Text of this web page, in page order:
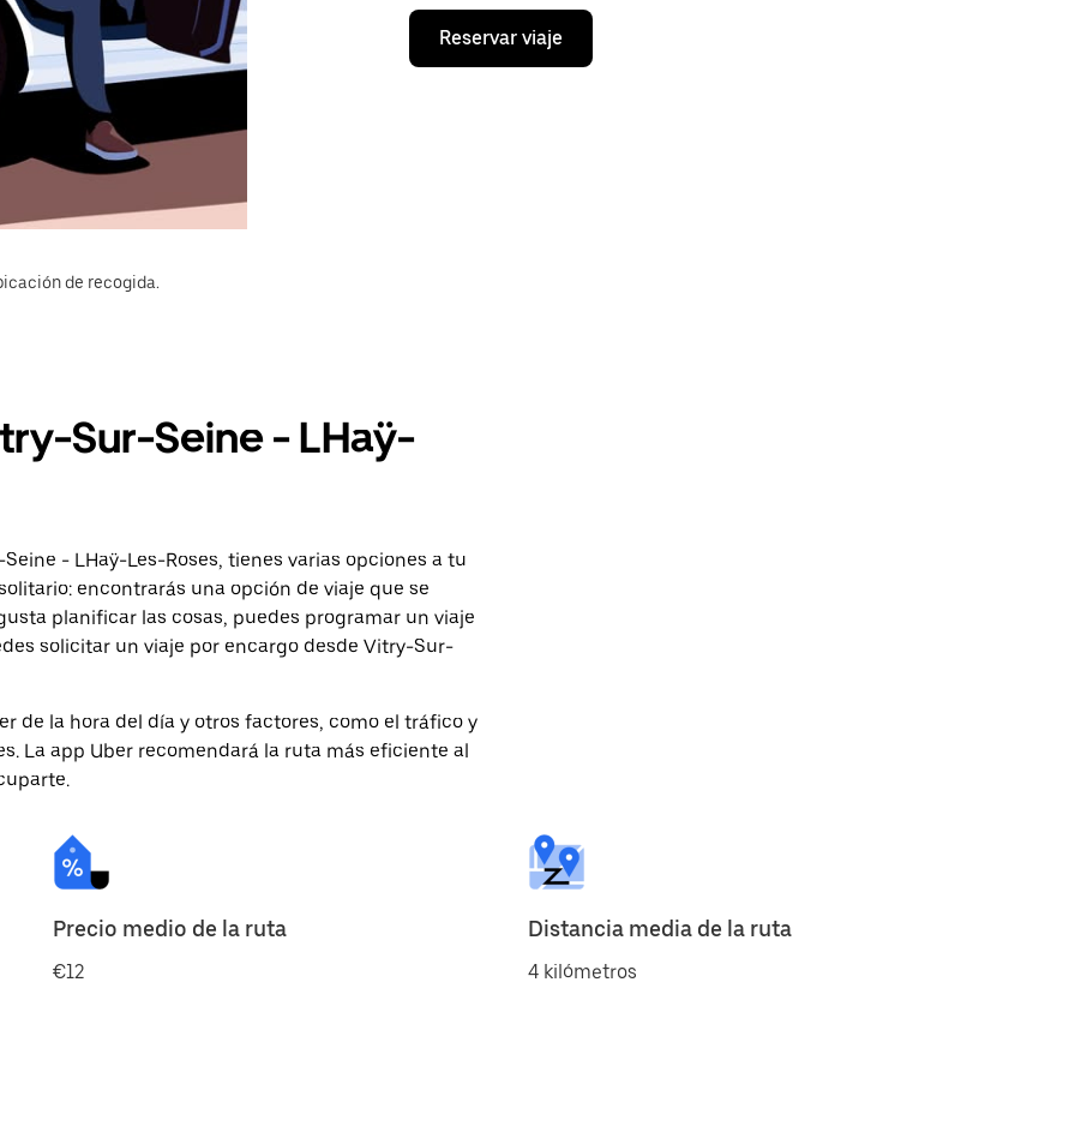
Reservar viaje
de recogida.
Sur-Seine - LHaÿ-
- LHaÿ-Les-Roses, tienes varias opciones a tu
encontrarás una opción de viaje que se
planificar las cosas, puedes programar un viaje
solicitar un viaje por encargo desde Vitry-Sur-
de la hora del día y otros factores, como el tráfico y
La app Uber recomendará la ruta más eficiente al
Precio medio de la ruta
€12
Distancia media de la ruta
4 kilómetros